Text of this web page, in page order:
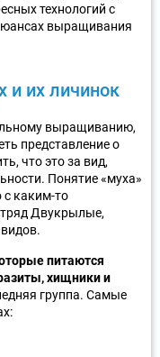
технологий с
выращивания
и их личинок
выращиванию,
представление о
что это за вид,
Понятие «муха»
с каким-то
Двукрылые,
питаются
хищники и
группа. Самые